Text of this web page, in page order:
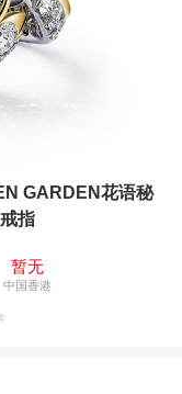
GARDEN花语秘
指
暂无
中国香港